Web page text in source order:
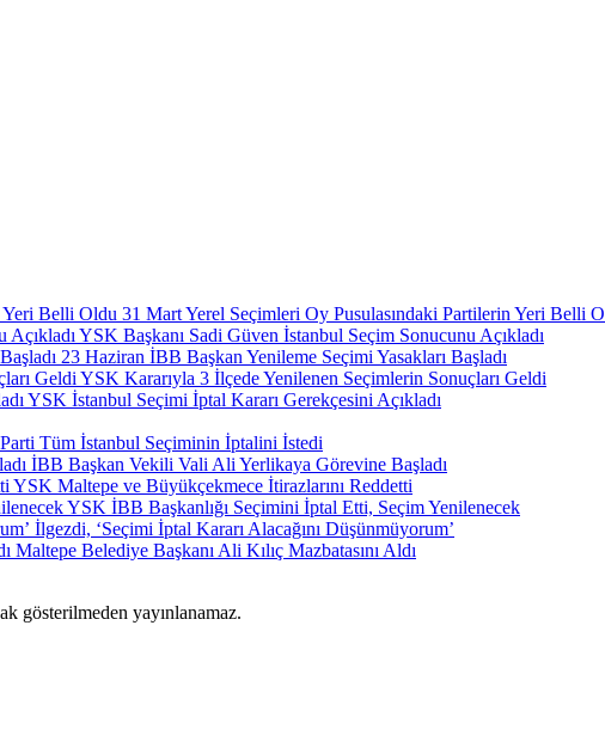
31 Mart Yerel Seçimleri Oy Pusulasındaki Partilerin Yeri Belli
YSK Başkanı Sadi Güven İstanbul Seçim Sonucunu Açıkladı
23 Haziran İBB Başkan Yenileme Seçimi Yasakları Başladı
YSK Kararıyla 3 İlçede Yenilenen Seçimlerin Sonuçları Geldi
YSK İstanbul Seçimi İptal Kararı Gerekçesini Açıkladı
Tüm İstanbul Seçiminin İptalini İstedi
İBB Başkan Vekili Vali Ali Yerlikaya Görevine Başladı
YSK Maltepe ve Büyükçekmece İtirazlarını Reddetti
YSK İBB Başkanlığı Seçimini İptal Etti, Seçim Yenilenecek
İlgezdi, ‘Seçimi İptal Kararı Alacağını Düşünmüyorum’
Maltepe Belediye Başkanı Ali Kılıç Mazbatasını Aldı
gösterilmeden yayınlanamaz.